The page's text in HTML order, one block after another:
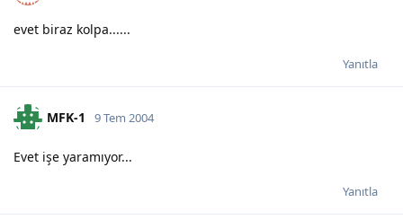
evet biraz kolpa......
Yanıtla
MFK-1 9 Tem 2004
Evet işe yaramıyor...
Yanıtla